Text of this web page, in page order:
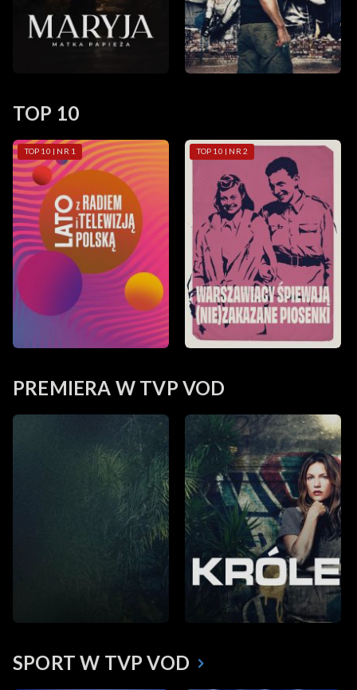
TOP 10
TOP 10 | NR 1 TOP 10 | NR 2
PREMIERA W TVP VOD
SPORT W TVP VOD